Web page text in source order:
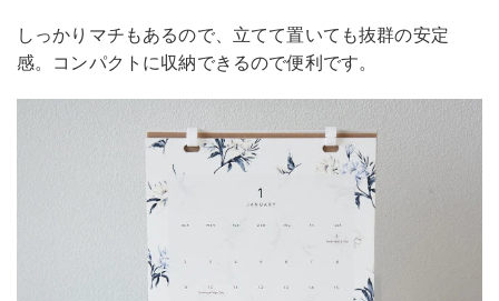
しっかりマチもあるので、立てて置いても抜群の安定
感。コンパクトに収納できるので便利です。